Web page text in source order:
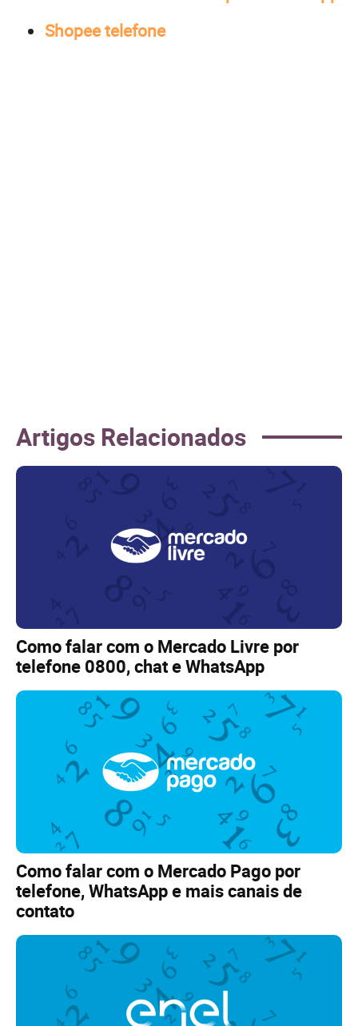
Shopee telefone
Artigos Relacionados
Como falar com o Mercado Livre por
telefone 0800, chat e WhatsApp
Como falar com o Mercado Pago por
telefone, WhatsApp e mais canais de
contato